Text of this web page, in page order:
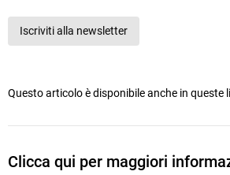
Iscriviti alla newsletter
Questo articolo è disponibile anche in queste
Clicca qui per maggiori